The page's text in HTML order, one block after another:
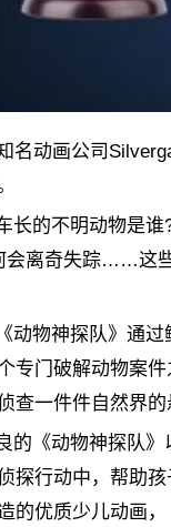
名动画公司
长的不明动物是
会离奇失踪……这
动物神探队》通
专门破解动物案
查一件件自然界
的《动物神探队
探行动中，帮助
的优质少儿动画